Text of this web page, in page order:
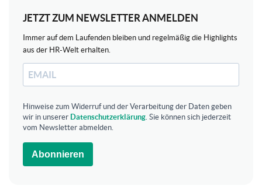
JETZT ZUM NEWSLETTER ANMELDEN
Immer auf dem Laufenden bleiben und regelmäßig die Highlights
aus der HR-Welt erhalten.
Hinweise zum Widerruf und der Verarbeitung der Daten geben
wir in unserer Datenschutzerklärung . Sie können sich jederzeit
vom Newsletter abmelden.
Abonnieren